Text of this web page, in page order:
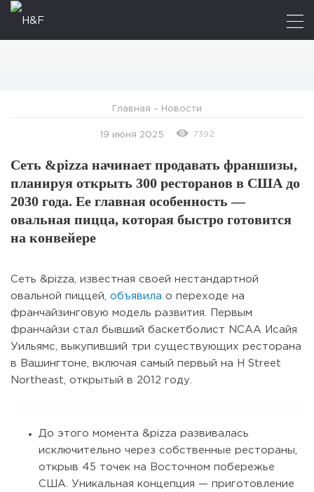
Главная – Новости
19 июня 2025 7392
Сеть &pizza начинает продавать франшизы,
планируя открыть 300 ресторанов в США до
2030 года. Ее главная особенность —
овальная пицца, которая быстро готовится
на конвейере
Сеть &pizza, известная своей нестандартной
овальной пиццей, объявила о переходе на
франчайзинговую модель развития. Первым
франчайзи стал бывший баскетболист NCAA Исайя
Уильямс, выкупивший три существующих ресторана
в Вашингтоне, включая самый первый на H Street
Northeast, открытый в 2012 году.
До этого момента &pizza развивалась
исключительно через собственные рестораны,
открыв 45 точек на Восточном побережье
США. Уникальная концепция — приготовление